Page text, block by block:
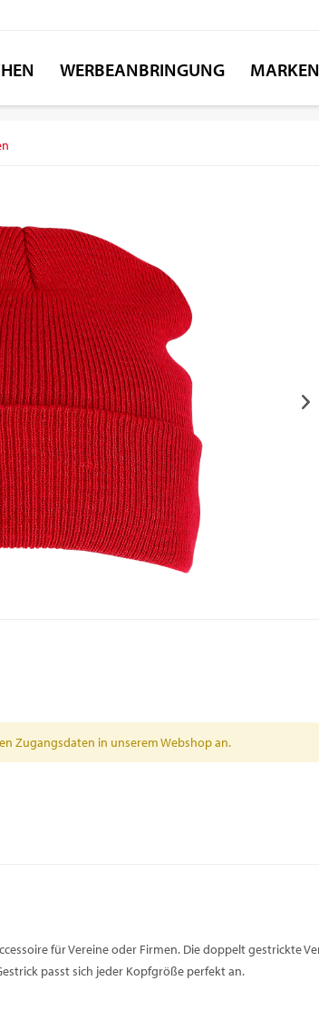
WERBEANBRINGUNG MARKEN
Zugangsdaten in unserem Webshop an.
für Vereine oder Firmen. Die doppelt
passt sich jeder Kopfgröße perfekt an.